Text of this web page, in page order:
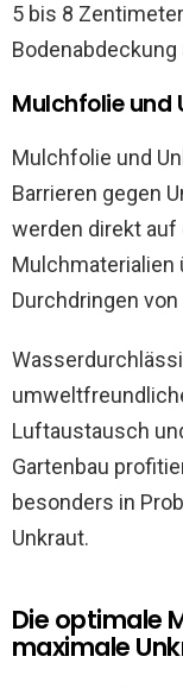
5 bis 8
Bodenabdeckung
Mulchfolie und
Mulchfolie und
Barrieren gegen
werden direkt auf
Mulchmaterialien
Durchdringen
Luftaustausch
Gartenbau
besonders in
Unkraut.
Die optimale
maximale